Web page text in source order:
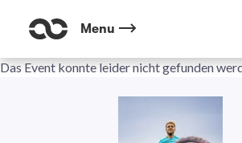
Menu
Das Event konnte leider nicht gefunden